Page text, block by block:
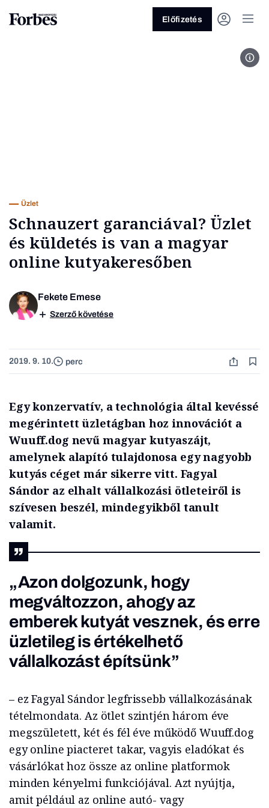
Előfizetés
Üzlet
Schnauzert garanciával? Üzlet
és küldetés is van a magyar
online kutyakeresőben
Fekete Emese
Szerző követése
2019. 9. 10. perc
Egy konzervatív, a technológia által kevéssé
megérintett üzletágban hoz innovációt a
Wuuff.dog nevű magyar kutyaszájt,
amelynek alapító tulajdonosa egy nagyobb
kutyás céget már sikerre vitt. Fagyal
Sándor az elhalt vállalkozási ötleteiről is
szívesen beszél, mindegyikből tanult
valamit.
„Azon dolgozunk, hogy
megváltozzon, ahogy az
emberek kutyát vesznek, és erre
üzletileg is értékelhető
vállalkozást építsünk”
– ez Fagyal Sándor legfrissebb vállalkozásának
tételmondata. Az ötlet szintjén három éve
megszületett, két és fél éve működő Wuuff.dog
egy online piacteret takar, vagyis eladókat és
vásárlókat hoz össze az online platformok
minden kényelmi funkciójával. Azt nyújtja,
amit például az online autó- vagy